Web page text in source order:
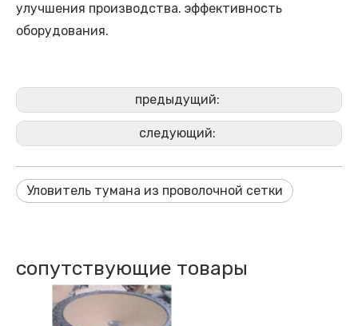
улучшения производства. эффективность
оборудования.
предыдущий:
следующий:
Уловитель тумана из проволочной сетки
сопутствующие товары